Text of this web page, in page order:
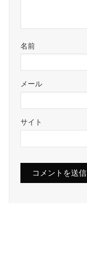
名前
メール
サイト